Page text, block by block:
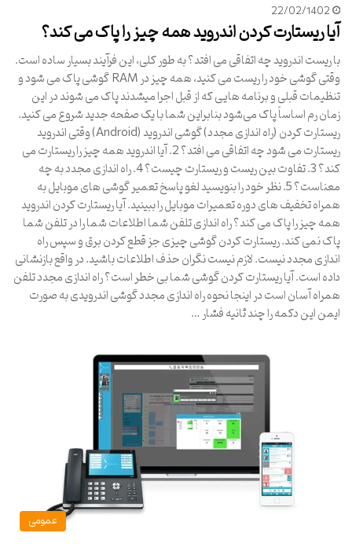
22/02/1402
آیا ریستارت کردن اندروید همه چیز را پاک می کند؟
با ریست اندروید چه اتفاقی می افتد؟ به طور کلی، این فرآیند بسیار ساده است.
وقتی گوشی خود را ریست می کنید، همه چیز در RAM گوشی پاک می شود و
تنظیمات قبلی و برنامه هایی که از قبل اجرا میشدند پاک می شوند در این
زمان رم اساساً پاک می‌شود بنابراین شما با یک صفحه جدید شروع می کنید.
ریستارت کردن (راه اندازی مجدد) گوشی اندروید (Android) وقتی اندروید
ریستارت می شود چه اتفاقی می افتد؟ 2. آیا اندروید همه چیز را ریستارت می
کند؟ 3. تفاوت بین ریست و ریستارت چیست؟ 4. راه اندازی مجدد به چه
معناست؟ 5. نظر خود را بنویسید لغو پاسخ تعمیر گوشی های موبایل به
همراه تخفیف های دوره تعمیرات موبایل را ببینید. آیا ریستارت کردن اندروید
همه چیز را پاک می کند؟ راه اندازی تلفن شما اطلاعات شما را در تلفن شما
پاک نمی کند. ریستارت کردن گوشی چیزی جز قطع کردن برق و سپس راه
اندازی مجدد نیست. لازم نیست نگران حذف اطلاعات باشید. در واقع بازنشانی
داده است. آیا ریستارت کردن گوشی شما بی خطر است؟ راه اندازی مجدد تلفن
همراه آسان است در اینجا نحوه راه اندازی مجدد گوشی اندرویدی به صورت
ایمن این دکمه را چند ثانیه فشار …
عمومی